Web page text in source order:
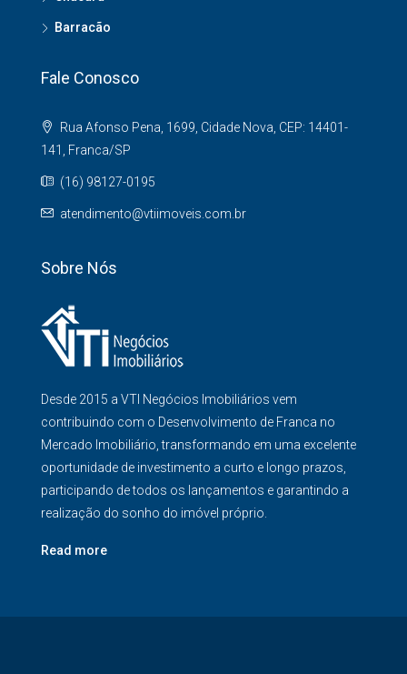
Barracão
Fale Conosco
Rua Afonso Pena, 1699, Cidade Nova, CEP: 14401-
141, Franca/SP
(16) 98127-0195
atendimento@vtiimoveis.com.br
Sobre Nós
Desde 2015 a VTI Negócios Imobiliários vem
contribuindo com o Desenvolvimento de Franca no
Mercado Imobiliário, transformando em uma excelente
oportunidade de investimento a curto e longo prazos,
participando de todos os lançamentos e garantindo a
realização do sonho do imóvel próprio.
Read more